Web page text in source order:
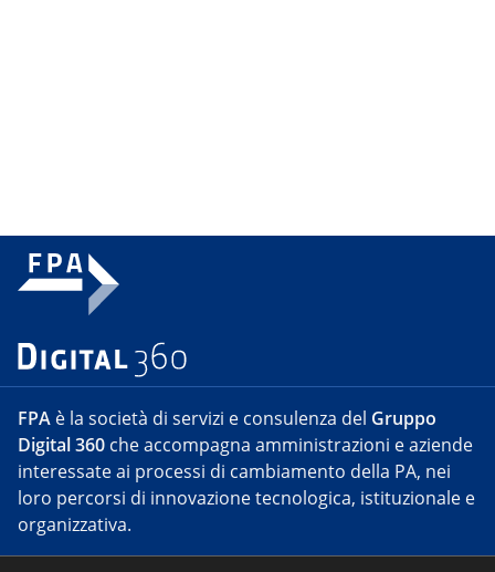
FPA è la società di servizi e consulenza del Gruppo
Digital 360 che accompagna amministrazioni e aziende
interessate ai processi di cambiamento della PA, nei
loro percorsi di innovazione tecnologica, istituzionale e
organizzativa.